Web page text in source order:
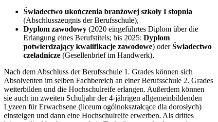
Świadectwo ukończenia branżowej szkoły I stopnia
(Abschlusszeugnis der Berufsschule),
Dyplom zawodowy (2020 eingeführtes Diplom über die
Erlangung eines Berufstitels; bis 2025: Dyplom
potwierdzający kwalifikacje zawodowe) oderŚwiadectwo
czeladnicze (Gesellenbrief im Handwerk).
Nach dem Abschluss der Berufsschule 1. Grades können sich
Absolventen im selben Fachbereich an einer Berufsschule 2. Grades
weiterbilden und die Hochschulreife erlangen. Außerdem können
sie auch im zweiten Schuljahr der 4-jährigen allgemeinbildenden
Lyzeen für Erwachsene (liceum ogólnokształcące dla dorosłych)
einsteigen und dann eine Hochschulreife erwerben. Als drittes